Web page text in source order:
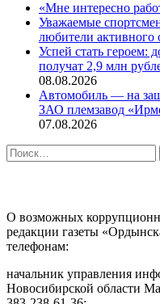
«Мне интересно
Уважаемые
любители активного
Успей стать героем:
получат 2,9 млн
08.08.2026
Автомобиль — на
ЗАО племзавод
07.08.2026
Найти:
О возможных
редакции газеты
телефонам:
начальник управления
Новосибирской области